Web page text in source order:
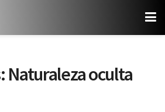
Naturaleza oculta